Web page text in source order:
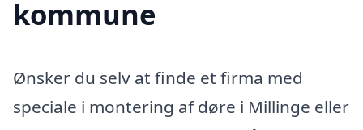
kommune
Ønsker du selv at finde et firma med
speciale i montering af døre i Millinge eller